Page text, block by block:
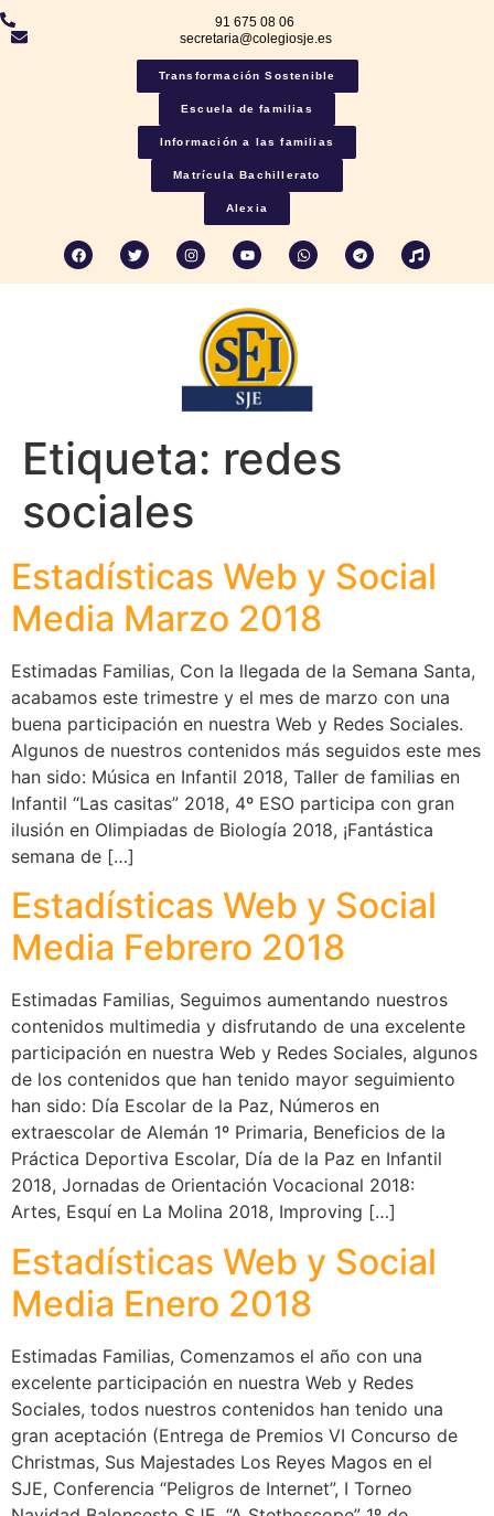
91 675 08 06
secretaria@colegiosje.es
Transformación Sostenible
Escuela de familias
Información a las familias
Matrícula Bachillerato
Alexia
Etiqueta: redes
sociales
Estadísticas Web y Social
Media Marzo 2018
Estimadas Familias, Con la llegada de la Semana Santa,
acabamos este trimestre y el mes de marzo con una
buena participación en nuestra Web y Redes Sociales.
Algunos de nuestros contenidos más seguidos este mes
han sido: Música en Infantil 2018, Taller de familias en
Infantil “Las casitas” 2018, 4º ESO participa con gran
ilusión en Olimpiadas de Biología 2018, ¡Fantástica
semana de […]
Estadísticas Web y Social
Media Febrero 2018
Estimadas Familias, Seguimos aumentando nuestros
contenidos multimedia y disfrutando de una excelente
participación en nuestra Web y Redes Sociales, algunos
de los contenidos que han tenido mayor seguimiento
han sido: Día Escolar de la Paz, Números en
extraescolar de Alemán 1º Primaria, Beneficios de la
Práctica Deportiva Escolar, Día de la Paz en Infantil
2018, Jornadas de Orientación Vocacional 2018:
Artes, Esquí en La Molina 2018, Improving […]
Estadísticas Web y Social
Media Enero 2018
Estimadas Familias, Comenzamos el año con una
excelente participación en nuestra Web y Redes
Sociales, todos nuestros contenidos han tenido una
gran aceptación (Entrega de Premios VI Concurso de
Christmas, Sus Majestades Los Reyes Magos en el
SJE, Conferencia “Peligros de Internet”, I Torneo